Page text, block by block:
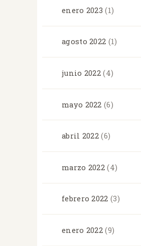
enero 2023 (1)
agosto2022 (1)
junio 2022 (4)
mayo 2022 (6)
abril 2022 (6)
marzo 2022 (4)
febrero2022 (3)
enero 2022 (9)